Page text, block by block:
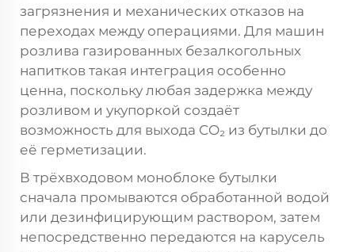
загрязнения и механических отказов на
переходах между операциями. Для машин
розлива газированных безалкогольных
напитков такая интеграция особенно
ценна, поскольку любая задержка между
розливом и укупоркой создаёт
возможность для выхода CO₂ из бутылки до
её герметизации.
В трёхвходовом моноблоке бутылки
сначала промываются обработанной водой
или дезинфицирующим раствором, затем
непосредственно передаются на карусель